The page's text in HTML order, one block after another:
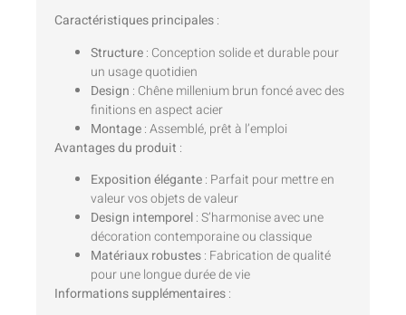
Caractéristiques principales:
Structure: Conception solide et durable pour
un usage quotidien
Design : Chêne millenium brun foncé avec des
finitions en aspect acier
Montage: Assemblé, prêt à l’emploi
Avantages du produit :
Exposition élégante: Parfait pour mettre en
valeur vos objets de valeur
Design intemporel: S’harmonise avec une
décoration contemporaine ou classique
Matériaux robustes: Fabrication de qualité
pour une longue durée de vie
Informations supplémentaires: